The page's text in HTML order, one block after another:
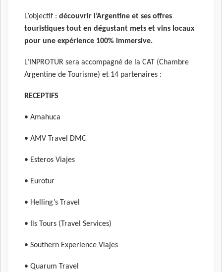
L’objectif : découvrir l’Argentine et ses offres
touristiques tout en dégustant mets et vins locaux
pour une expérience 100% immersive.
L’INPROTUR sera accompagné de la CAT (Chambre
Argentine de Tourisme) et 14 partenaires :
RECEPTIFS
• Amahuca
• AMV Travel DMC
• Esteros Viajes
• Eurotur
• Helling’s Travel
• Ils Tours (Travel Services)
• Southern Experience Viajes
• Quarum Travel